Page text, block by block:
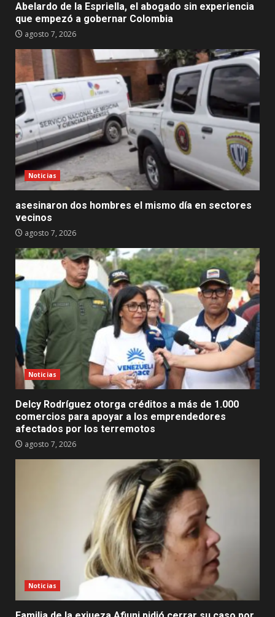
Abelardo de la Espriella, el abogado sin experiencia
que empezó a gobernar Colombia
agosto 7, 2026
Noticias
asesinaron dos hombres el mismo día en sectores
vecinos
agosto 7, 2026
Noticias
Delcy Rodríguez otorga créditos a más de 1.000
comercios para apoyar a los emprendedores
afectados por los terremotos
agosto 7, 2026
Noticias